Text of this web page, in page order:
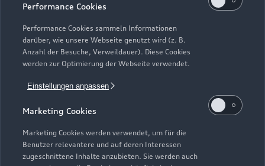
Performance Cookies
Performance Cookies sammeln Informationen
darüber, wie unsere Webseite genutzt wird (z. B.
Anzahl der Besuche, Verweildauer). Diese Cookies
werden zur Optimierung der Webseite verwendet.
Einstellungen anpassen
Marketing Cookies
Marketing Cookies werden verwendet, um für die
Benutzer relevantere und auf deren Interessen
zugeschnittene Inhalte anzubieten. Sie werden auch
Elektromodelle
Plug-in-Hybride
Neuwagensuche
Gebrauchtwagensuche
Geschäftskunden
Service & Zubehör
Saisonale Angebote
Audi Services
Garantie
Audi digital services
myAudi
Support
Audi Code
Über Audi
Unternehmen
Karriere